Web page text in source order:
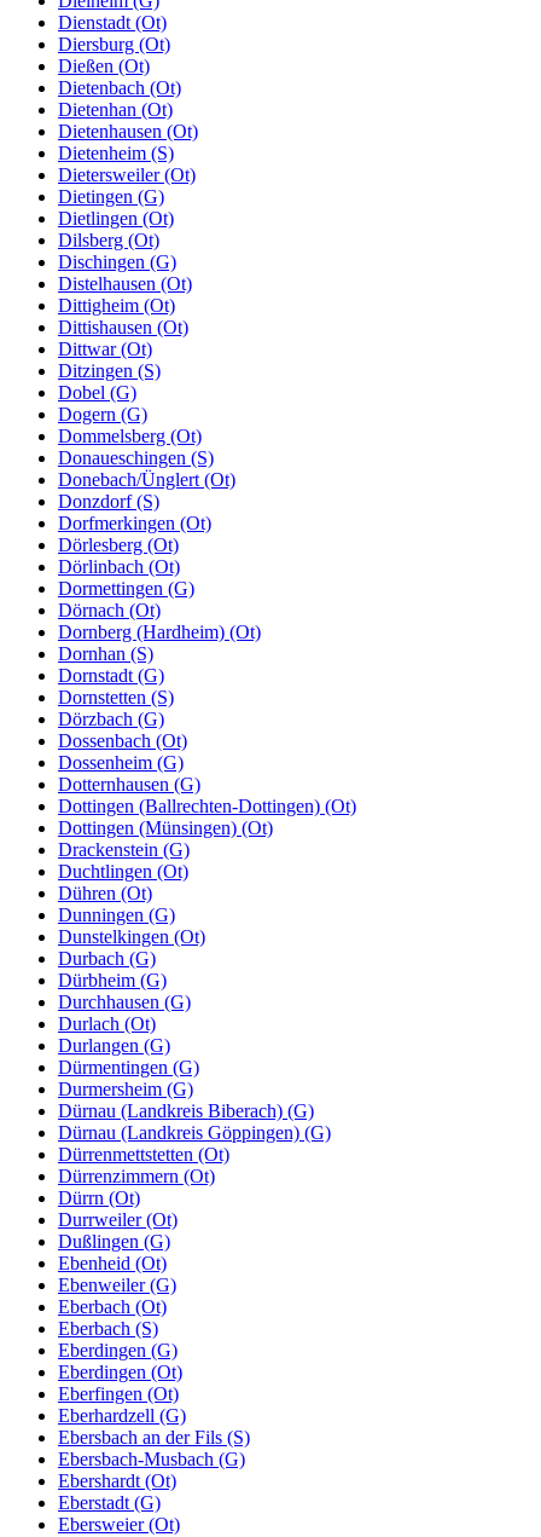
Dienstadt (Ot)
Diersburg (Ot)
Dießen (Ot)
Dietenbach (Ot)
Dietenhan (Ot)
Dietenhausen (Ot)
Dietenheim (S)
Dietersweiler (Ot)
Dietingen (G)
Dietlingen (Ot)
Dilsberg (Ot)
Dischingen (G)
Distelhausen (Ot)
Dittigheim (Ot)
Dittishausen (Ot)
Dittwar (Ot)
Ditzingen (S)
Dobel (G)
Dogern (G)
Dommelsberg (Ot)
Donaueschingen (S)
Donebach/Ünglert (Ot)
Donzdorf (S)
Dorfmerkingen (Ot)
Dörlesberg (Ot)
Dörlinbach (Ot)
Dormettingen (G)
Dörnach (Ot)
Dornberg (Hardheim) (Ot)
Dornhan (S)
Dornstadt (G)
Dornstetten (S)
Dörzbach (G)
Dossenbach (Ot)
Dossenheim (G)
Dotternhausen (G)
Dottingen (Ballrechten-Dottingen) (Ot)
Dottingen (Münsingen) (Ot)
Drackenstein (G)
Duchtlingen (Ot)
Dühren (Ot)
Dunningen (G)
Dunstelkingen (Ot)
Durbach (G)
Dürbheim (G)
Durchhausen (G)
Durlach (Ot)
Durlangen (G)
Dürmentingen (G)
Durmersheim (G)
Dürnau (Landkreis Biberach) (G)
Dürnau (Landkreis Göppingen) (G)
Dürrenmettstetten (Ot)
Dürrenzimmern (Ot)
Dürrn (Ot)
Durrweiler (Ot)
Dußlingen (G)
Ebenheid (Ot)
Ebenweiler (G)
Eberbach (Ot)
Eberbach (S)
Eberdingen (G)
Eberdingen (Ot)
Eberfingen (Ot)
Eberhardzell (G)
Ebersbach an der Fils (S)
Ebersbach-Musbach (G)
Ebershardt (Ot)
Eberstadt (G)
Ebersweier (Ot)